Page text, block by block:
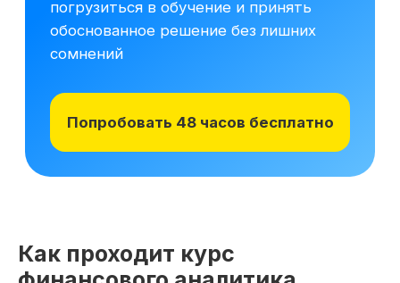
Как проходит курс
сегодня
материалам курса на 48 часов, чтобы
оценить качество программы,